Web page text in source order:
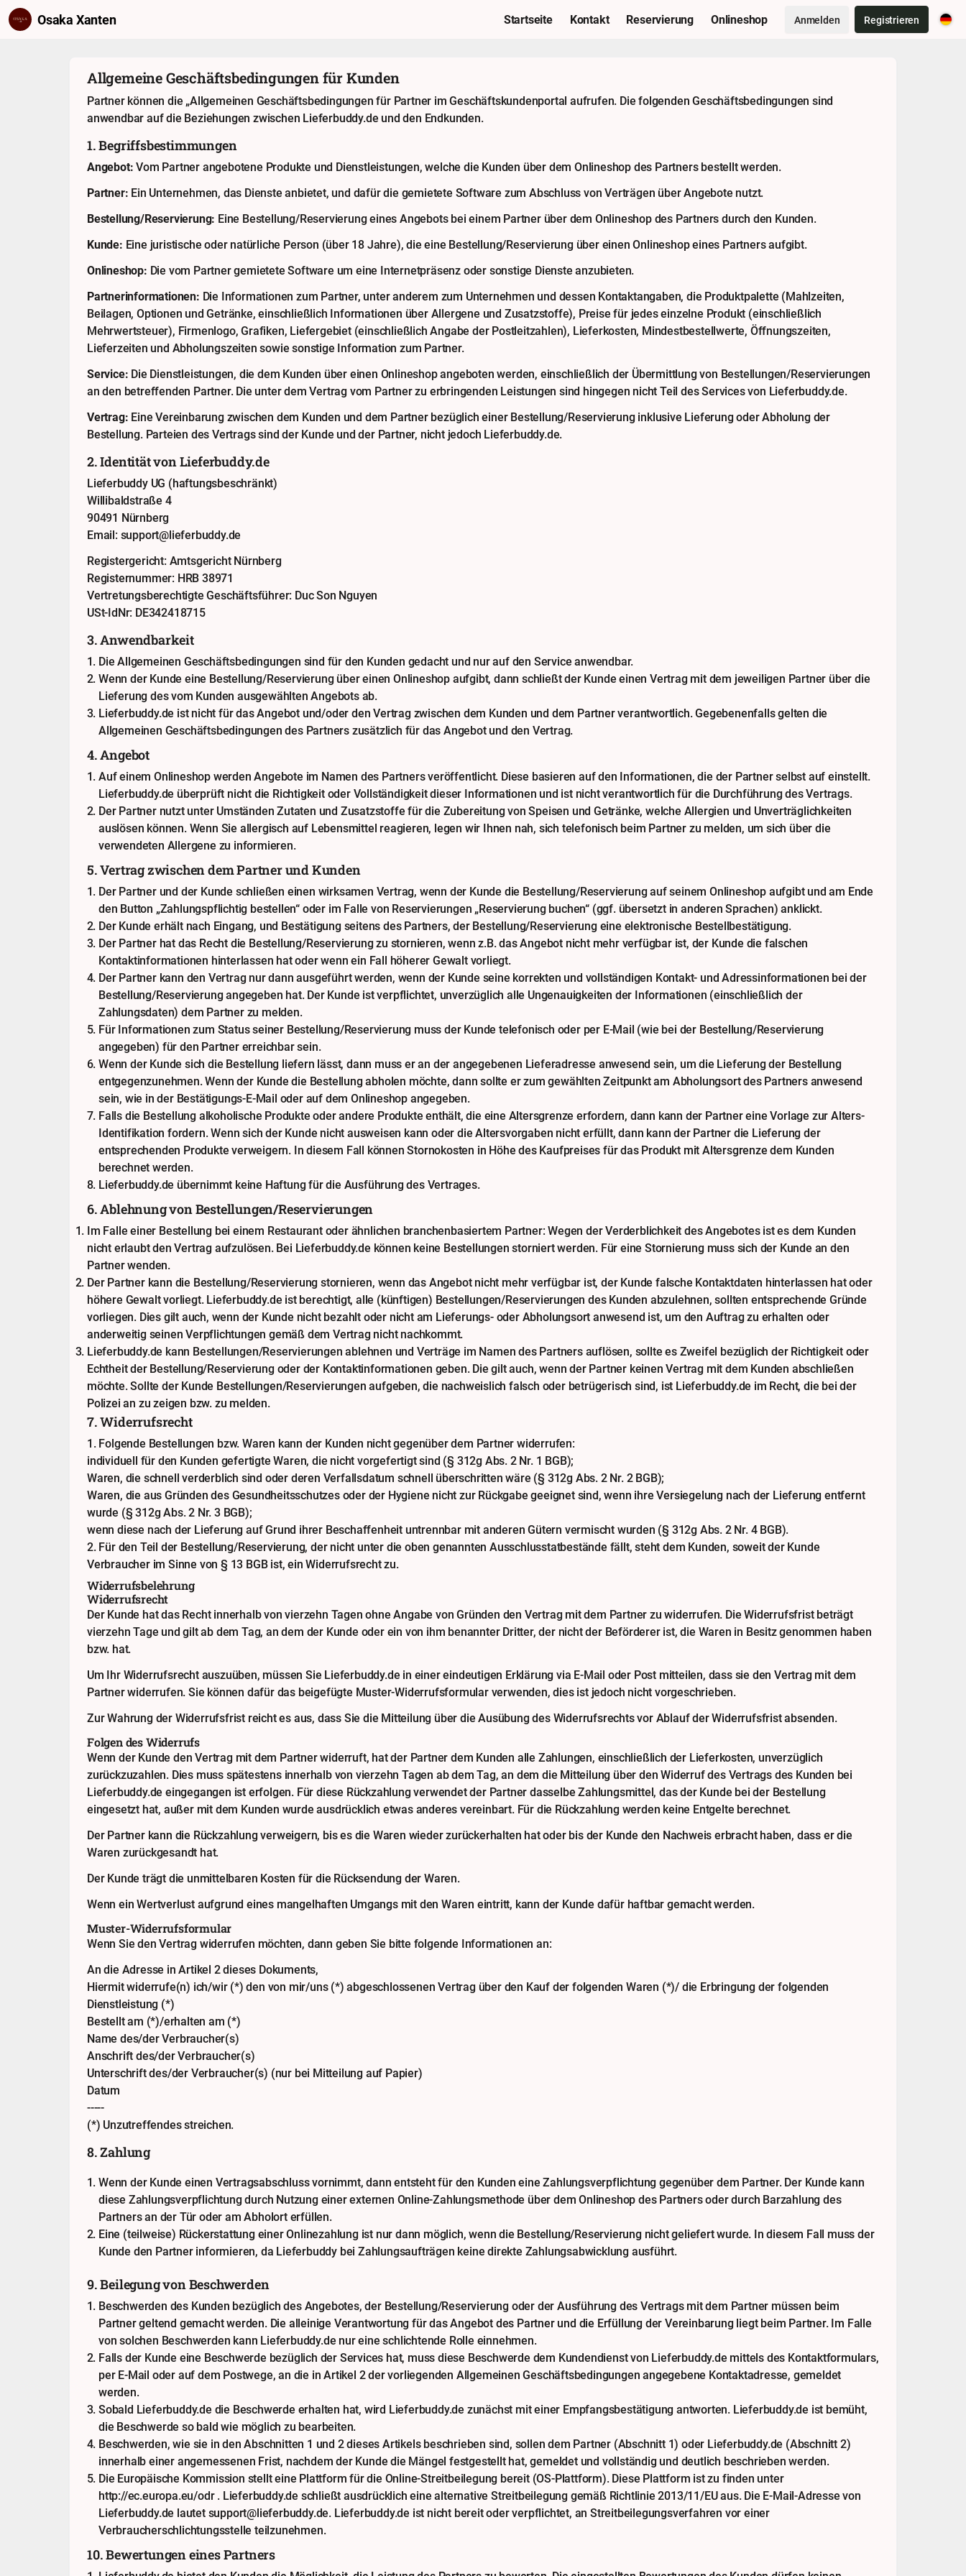
Osaka Xanten Startseite Kontakt Reservierung Onlineshop Anmelden Registrieren
Allgemeine Geschäftsbedingungen für Kunden
Partner können die „Allgemeinen Geschäftsbedingungen für Partner im Geschäftskundenportal aufrufen. Die folgenden Geschäftsbedingungen sind
anwendbar auf die Beziehungen zwischen Lieferbuddy.de und den Endkunden.
1. Begriffsbestimmungen
Angebot:Vom Partner angebotene Produkte und Dienstleistungen, welche die Kunden über dem Onlineshop des Partners bestellt werden.
Partner: Ein Unternehmen, das Dienste anbietet, und dafür die gemietete Software zum Abschluss von Verträgen über Angebote nutzt.
Bestellung/Reservierung: Eine Bestellung/Reservierung eines Angebots bei einem Partner über dem Onlineshop des Partners durch den Kunden.
Kunde: Eine juristische oder natürliche Person (über 18 Jahre), die eine Bestellung/Reservierung über einen Onlineshop eines Partners aufgibt.
Onlineshop: Die vom Partner gemietete Software um eine Internetpräsenz oder sonstige Dienste anzubieten.
Partnerinformationen: Die Informationen zum Partner, unter anderem zum Unternehmen und dessen Kontaktangaben, die Produktpalette (Mahlzeiten,
Beilagen, Optionen und Getränke, einschließlich Informationen über Allergene und Zusatzstoffe), Preise für jedes einzelne Produkt (einschließlich
Mehrwertsteuer), Firmenlogo, Grafiken, Liefergebiet (einschließlich Angabe der Postleitzahlen), Lieferkosten, Mindestbestellwerte, Öffnungszeiten,
Lieferzeiten und Abholungszeiten sowie sonstige Information zum Partner.
Service: Die Dienstleistungen, die dem Kunden über einen Onlineshop angeboten werden, einschließlich der Übermittlung von Bestellungen/Reservierungen
an den betreffenden Partner. Die unter dem Vertrag vom Partner zu erbringenden Leistungen sind hingegen nicht Teil des Services von Lieferbuddy.de.
Vertrag: Eine Vereinbarung zwischen dem Kunden und dem Partner bezüglich einer Bestellung/Reservierung inklusive Lieferung oder Abholung der
Bestellung. Parteien des Vertrags sind der Kunde und der Partner, nicht jedoch Lieferbuddy.de.
2. Identität von Lieferbuddy.de
Lieferbuddy UG (haftungsbeschränkt)
Willibaldstraße 4
90491 Nürnberg
Email: support@lieferbuddy.de
Registergericht: Amtsgericht Nürnberg
Registernummer: HRB 38971
Vertretungsberechtigte Geschäftsführer: Duc Son Nguyen
USt-IdNr: DE342418715
3. Anwendbarkeit
Die Allgemeinen Geschäftsbedingungen sind für den Kunden gedacht und nur auf den Service anwendbar.
Wenn der Kunde eine Bestellung/Reservierung über einen Onlineshop aufgibt, dann schließt der Kunde einen Vertrag mit dem jeweiligen Partner über die
Lieferung des vom Kunden ausgewählten Angebots ab.
Lieferbuddy.de ist nicht für das Angebot und/oder den Vertrag zwischen dem Kunden und dem Partner verantwortlich. Gegebenenfalls gelten die
Allgemeinen Geschäftsbedingungen des Partners zusätzlich für das Angebot und den Vertrag.
4. Angebot
Auf einem Onlineshop werden Angebote im Namen des Partners veröffentlicht. Diese basieren auf den Informationen, die der Partner selbst auf einstellt.
Lieferbuddy.de überprüft nicht die Richtigkeit oder Vollständigkeit dieser Informationen und ist nicht verantwortlich für die Durchführung des Vertrags.
Der Partner nutzt unter Umständen Zutaten und Zusatzstoffe für die Zubereitung von Speisen und Getränke, welche Allergien und Unverträglichkeiten
auslösen können. Wenn Sie allergisch auf Lebensmittel reagieren, legen wir Ihnen nah, sich telefonisch beim Partner zu melden, um sich über die
verwendeten Allergene zu informieren.
5. Vertrag zwischen dem Partner und Kunden
Der Partner und der Kunde schließen einen wirksamen Vertrag, wenn der Kunde die Bestellung/Reservierung auf seinem Onlineshop aufgibt und am Ende
den Button „Zahlungspflichtig bestellen“ oder im Falle von Reservierungen „Reservierung buchen“ (ggf. übersetzt in anderen Sprachen) anklickt.
Der Kunde erhält nach Eingang, und Bestätigung seitens des Partners, der Bestellung/Reservierung eine elektronische Bestellbestätigung.
Der Partner hat das Recht die Bestellung/Reservierung zu stornieren, wenn z.B. das Angebot nicht mehr verfügbar ist, der Kunde die falschen
Kontaktinformationen hinterlassen hat oder wenn ein Fall höherer Gewalt vorliegt.
Der Partner kann den Vertrag nur dann ausgeführt werden, wenn der Kunde seine korrekten und vollständigen Kontakt- und Adressinformationen bei der
Bestellung/Reservierung angegeben hat. Der Kunde ist verpflichtet, unverzüglich alle Ungenauigkeiten der Informationen (einschließlich der
Zahlungsdaten) dem Partner zu melden.
Für Informationen zum Status seiner Bestellung/Reservierung muss der Kunde telefonisch oder per E-Mail (wie bei der Bestellung/Reservierung
angegeben) für den Partner erreichbar sein.
Wenn der Kunde sich die Bestellung liefern lässt, dann muss er an der angegebenen Lieferadresse anwesend sein, um die Lieferung der Bestellung
entgegenzunehmen. Wenn der Kunde die Bestellung abholen möchte, dann sollte er zum gewählten Zeitpunkt am Abholungsort des Partners anwesend
sein, wie in der Bestätigungs-E-Mail oder auf dem Onlineshop angegeben.
Falls die Bestellung alkoholische Produkte oder andere Produkte enthält, die eine Altersgrenze erfordern, dann kann der Partner eine Vorlage zur Alters-
Identifikation fordern. Wenn sich der Kunde nicht ausweisen kann oder die Altersvorgaben nicht erfüllt, dann kann der Partner die Lieferung der
entsprechenden Produkte verweigern. In diesem Fall können Stornokosten in Höhe des Kaufpreises für das Produkt mit Altersgrenze dem Kunden
berechnet werden.
Lieferbuddy.de übernimmt keine Haftung für die Ausführung des Vertrages.
6. Ablehnung von Bestellungen/Reservierungen
Im Falle einer Bestellung bei einem Restaurant oder ähnlichen branchenbasiertem Partner: Wegen der Verderblichkeit des Angebotes ist es dem Kunden
nicht erlaubt den Vertrag aufzulösen. Bei Lieferbuddy.de können keine Bestellungen storniert werden. Für eine Stornierung muss sich der Kunde an den
Partner wenden.
Der Partner kann die Bestellung/Reservierung stornieren, wenn das Angebot nicht mehr verfügbar ist, der Kunde falsche Kontaktdaten hinterlassen hat oder
höhere Gewalt vorliegt. Lieferbuddy.de ist berechtigt, alle (künftigen) Bestellungen/Reservierungen des Kunden abzulehnen, sollten entsprechende Gründe
vorliegen. Dies gilt auch, wenn der Kunde nicht bezahlt oder nicht am Lieferungs- oder Abholungsort anwesend ist, um den Auftrag zu erhalten oder
anderweitig seinen Verpflichtungen gemäß dem Vertrag nicht nachkommt.
Lieferbuddy.de kann Bestellungen/Reservierungen ablehnen und Verträge im Namen des Partners auflösen, sollte es Zweifel bezüglich der Richtigkeit oder
Echtheit der Bestellung/Reservierung oder der Kontaktinformationen geben. Die gilt auch, wenn der Partner keinen Vertrag mit dem Kunden abschließen
möchte. Sollte der Kunde Bestellungen/Reservierungen aufgeben, die nachweislich falsch oder betrügerisch sind, ist Lieferbuddy.de im Recht, die bei der
Polizei an zu zeigen bzw. zu melden.
7. Widerrufsrecht
1. Folgende Bestellungen bzw. Waren kann der Kunden nicht gegenüber dem Partner widerrufen:
individuell für den Kunden gefertigte Waren, die nicht vorgefertigt sind (§ 312g Abs. 2 Nr. 1 BGB);
Waren, die schnell verderblich sind oder deren Verfallsdatum schnell überschritten wäre (§ 312g Abs. 2 Nr. 2 BGB);
Waren, die aus Gründen des Gesundheitsschutzes oder der Hygiene nicht zur Rückgabe geeignet sind, wenn ihre Versiegelung nach der Lieferung entfernt
wurde (§ 312g Abs. 2 Nr. 3 BGB);
wenn diese nach der Lieferung auf Grund ihrer Beschaffenheit untrennbar mit anderen Gütern vermischt wurden (§ 312g Abs. 2 Nr. 4 BGB).
2. Für den Teil der Bestellung/Reservierung, der nicht unter die oben genannten Ausschlusstatbestände fällt, steht dem Kunden, soweit der Kunde
Verbraucher im Sinne von § 13 BGB ist, ein Widerrufsrecht zu.
Widerrufsbelehrung
Widerrufsrecht
Der Kunde hat das Recht innerhalb von vierzehn Tagen ohne Angabe von Gründen den Vertrag mit dem Partner zu widerrufen. Die Widerrufsfrist beträgt
vierzehn Tage und gilt ab dem Tag, an dem der Kunde oder ein von ihm benannter Dritter, der nicht der Beförderer ist, die Waren in Besitz genommen haben
bzw. hat.
Um Ihr Widerrufsrecht auszuüben, müssen Sie Lieferbuddy.de in einer eindeutigen Erklärung via E-Mail oder Post mitteilen, dass sie den Vertrag mit dem
Partner widerrufen. Sie können dafür das beigefügte Muster-Widerrufsformular verwenden, dies ist jedoch nicht vorgeschrieben.
Zur Wahrung der Widerrufsfrist reicht es aus, dass Sie die Mitteilung über die Ausübung des Widerrufsrechts vor Ablauf der Widerrufsfrist absenden.
Folgen des Widerrufs
Wenn der Kunde den Vertrag mit dem Partner widerruft, hat der Partner dem Kunden alle Zahlungen, einschließlich der Lieferkosten, unverzüglich
zurückzuzahlen. Dies muss spätestens innerhalb von vierzehn Tagen ab dem Tag, an dem die Mitteilung über den Widerruf des Vertrags des Kunden bei
Lieferbuddy.de eingegangen ist erfolgen. Für diese Rückzahlung verwendet der Partner dasselbe Zahlungsmittel, das der Kunde bei der Bestellung
eingesetzt hat, außer mit dem Kunden wurde ausdrücklich etwas anderes vereinbart. Für die Rückzahlung werden keine Entgelte berechnet.
Der Partner kann die Rückzahlung verweigern, bis es die Waren wieder zurückerhalten hat oder bis der Kunde den Nachweis erbracht haben, dass er die
Waren zurückgesandt hat.
Der Kunde trägt die unmittelbaren Kosten für die Rücksendung der Waren.
Wenn ein Wertverlust aufgrund eines mangelhaften Umgangs mit den Waren eintritt, kann der Kunde dafür haftbar gemacht werden.
Muster-Widerrufsformular
Wenn Sie den Vertrag widerrufen möchten, dann geben Sie bitte folgende Informationen an:
An die Adresse in Artikel 2 dieses Dokuments,
Hiermit widerrufe(n) ich/wir (*) den von mir/uns (*) abgeschlossenen Vertrag über den Kauf der folgenden Waren (*)/ die Erbringung der folgenden
Dienstleistung (*)
Bestellt am (*)/erhalten am (*)
Name des/der Verbraucher(s)
Anschrift des/der Verbraucher(s)
Unterschrift des/der Verbraucher(s) (nur bei Mitteilung auf Papier)
Datum
-----
(*) Unzutreffendes streichen.
8. Zahlung
Wenn der Kunde einen Vertragsabschluss vornimmt, dann entsteht für den Kunden eine Zahlungsverpflichtung gegenüber dem Partner. Der Kunde kann
diese Zahlungsverpflichtung durch Nutzung einer externen Online-Zahlungsmethode über dem Onlineshop des Partners oder durch Barzahlung des
Partners an der Tür oder am Abholort erfüllen.
Eine (teilweise) Rückerstattung einer Onlinezahlung ist nur dann möglich, wenn die Bestellung/Reservierung nicht geliefert wurde. In diesem Fall muss der
Kunde den Partner informieren, da Lieferbuddy bei Zahlungsaufträgen keine direkte Zahlungsabwicklung ausführt.
9. Beilegung von Beschwerden
Beschwerden des Kunden bezüglich des Angebotes, der Bestellung/Reservierung oder der Ausführung des Vertrags mit dem Partner müssen beim
Partner geltend gemacht werden. Die alleinige Verantwortung für das Angebot des Partner und die Erfüllung der Vereinbarung liegt beim Partner. Im Falle
von solchen Beschwerden kann Lieferbuddy.de nur eine schlichtende Rolle einnehmen.
Falls der Kunde eine Beschwerde bezüglich der Services hat, muss diese Beschwerde dem Kundendienst von Lieferbuddy.de mittels des Kontaktformulars,
per E-Mail oder auf dem Postwege, an die in Artikel 2 der vorliegenden Allgemeinen Geschäftsbedingungen angegebene Kontaktadresse, gemeldet
werden.
Sobald Lieferbuddy.de die Beschwerde erhalten hat, wird Lieferbuddy.de zunächst mit einer Empfangsbestätigung antworten. Lieferbuddy.de ist bemüht,
die Beschwerde so bald wie möglich zu bearbeiten.
Beschwerden, wie sie in den Abschnitten 1 und 2 dieses Artikels beschrieben sind, sollen dem Partner (Abschnitt 1) oder Lieferbuddy.de (Abschnitt 2)
innerhalb einer angemessenen Frist, nachdem der Kunde die Mängel festgestellt hat, gemeldet und vollständig und deutlich beschrieben werden.
Die Europäische Kommission stellt eine Plattform für die Online-Streitbeilegung bereit (OS-Plattform). Diese Plattform ist zu finden unter
http://ec.europa.eu/odr . Lieferbuddy.de schließt ausdrücklich eine alternative Streitbeilegung gemäß Richtlinie 2013/11/EU aus. Die E-Mail-Adresse von
Lieferbuddy.de lautet support@lieferbuddy.de. Lieferbuddy.de ist nicht bereit oder verpflichtet, an Streitbeilegungsverfahren vor einer
Verbraucherschlichtungsstelle teilzunehmen.
10. Bewertungen eines Partners